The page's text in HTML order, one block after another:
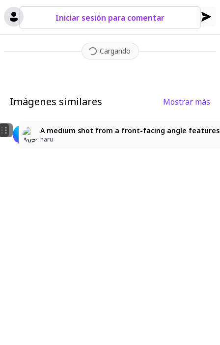
Iniciar sesión para comentar
Cargando
Imágenes similares Mostrar más
high contrast style, long eyelashes, lineart,
博麗霊亜
ホロライブ 博衣こより
IKネコ
A medium shot from a front-facing angle
haru